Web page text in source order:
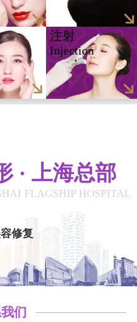
注射
Injection
· 上海总部
FLAGSHIP HOSPITAL
修复
们